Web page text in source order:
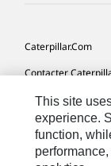
Caterpillar.com
Contacter
Mes Préférences
Plan Du Site
Cookie Settings
This site
experience.
function,